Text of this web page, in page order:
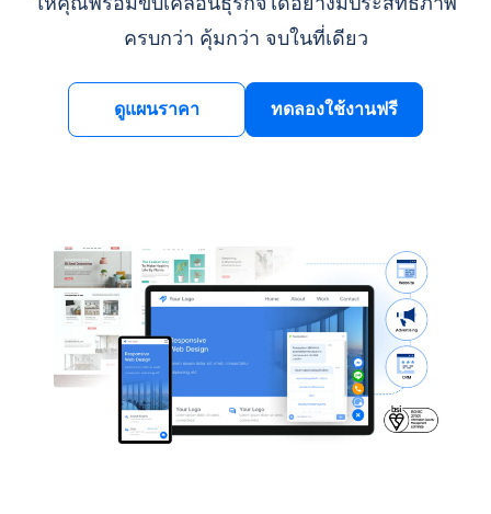
ครบกว่า คุ้มกว่า จบในที่เดียว
ดูแผนราคา ทดลองใช้งานฟรี